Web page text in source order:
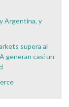
Argentina, y
supera al
generan casi un